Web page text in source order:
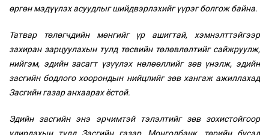
өргөн мэдүүлэх асуудлыг шийдвэрлэхийг үүрэг болгож байна.
Татвар төлөгчдийн мөнгийг үр ашигтай, хэмнэлттэйгээр
захиран зарцуулахын тулд төсвийн төлөвлөлтийг сайжруулж,
нийгэм, эдийн засагт үзүүлэх нөлөөллийг зөв үнэлж, эдийн
засгийн бодлого хоорондын нийцлийг зөв хангаж ажиллахад
Засгийн газар анхаарах ёстой.
Эдийн засгийн энэ эрчимтэй тэлэлтийг зөв зохистойгоор